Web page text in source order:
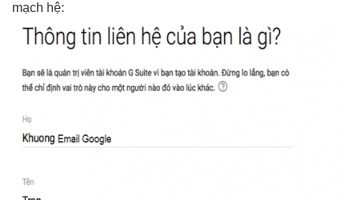
mạch hệ: